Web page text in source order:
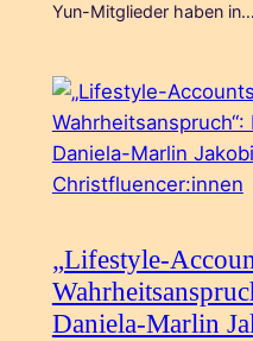
Yun-Mitglieder haben in…
„Lifestyle-
Daniela-Marlin